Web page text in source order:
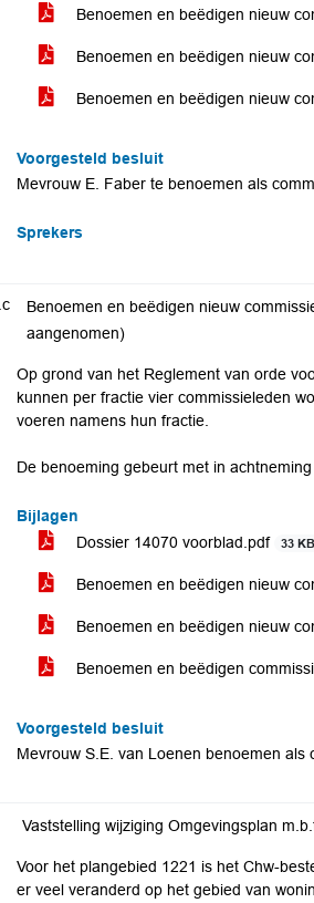
Benoemen en beëdigen nieuw
Benoemen en beëdigen nieuw
Benoemen en beëdigen nieuw
Voorgesteld besluit
Mevrouw E. Faber te benoemen als
Sprekers
Benoemen en beëdigen nieuw commissielid Democraten
aangenomen)
Op grond van het Reglement van orde
kunnen per fractie vier commissieleden
voeren namens hun fractie.
De benoeming gebeurt met in
Bijlagen
Dossier 14070 voorblad.pdf
33 KB
Benoemen en beëdigen nieuw
Benoemen en beëdigen nieuw
Benoemen en beëdigen
Voorgesteld besluit
Mevrouw S.E. van Loenen benoemen als
Vaststelling wijziging Omgevingsplan
Voor het plangebied 1221 is het Chw-
er veel veranderd op het gebied van